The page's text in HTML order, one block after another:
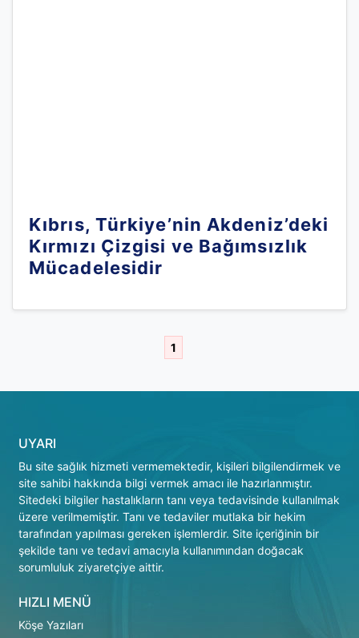
Kıbrıs, Türkiye’nin Akdeniz’deki
Kırmızı Çizgisi ve Bağımsızlık
Mücadelesidir
1
UYARI
Bu site sağlık hizmeti vermemektedir, kişileri bilgilendirmek ve
site sahibi hakkında bilgi vermek amacı ile hazırlanmıştır.
Sitedeki bilgiler hastalıkların tanı veya tedavisinde kullanılmak
üzere verilmemiştir. Tanı ve tedaviler mutlaka bir hekim
tarafından yapılması gereken işlemlerdir. Site içeriğinin bir
şekilde tanı ve tedavi amacıyla kullanımından doğacak
sorumluluk ziyaretçiye aittir.
HIZLI MENÜ
Köşe Yazıları